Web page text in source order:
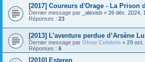
[2017] Coureurs d'Orage - La Prison
Dernier message par _alexisb « 26 déc. 2024,
Réponses : 23
[2013] L’aventure perdue d’Arsène
Dernier message par Ohtar Celebrin « 29 oct.
Réponses : 6
[2010] Esteren